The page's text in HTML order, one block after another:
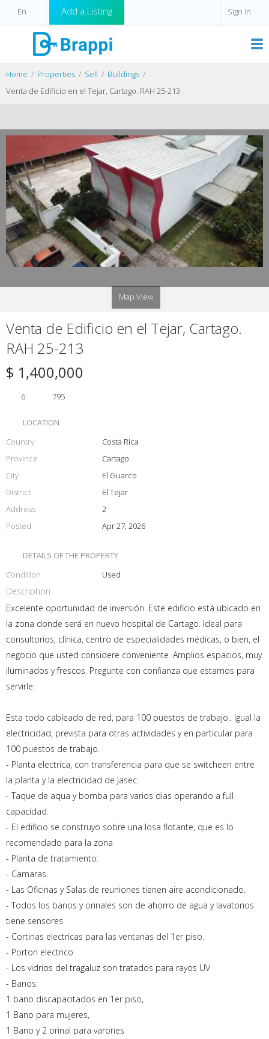
Add a Listing Sign in
Home Properties Sell
Buildings
Venta de Edificio en el Tejar, Cartago. RAH 25-213
Map View
Venta de Edificio en el Tejar, Cartago.
RAH 25-213
$ 1,400,000
6 795
LOCATION
Country
Costa Rica
Province
Cartago
City
El Guarco
District
El Tejar
Address
2
Posted
Apr 27, 2026
DETAILS OF THE PROPERTY
Condition
Used
Description
Excelente oportunidad de inversión. Este edificio está ubicado en
la zona donde será en nuevo hospital de Cartago. Ideal para
consultorios, clínica, centro de especialidades médicas, o bien, el
negocio que usted considere conveniente. Amplios espacios, muy
iluminados y frescos. Pregunte con confianza que estamos para
servirle.
Esta todo cableado de red, para 100 puestos de trabajo.. Igual la
electricidad, prevista para otras actividades y en particular para
100 puestos de trabajo.
- Planta electrica, con transferencia para que se switcheen entre
la planta y la electricidad de Jasec.
- Taque de aqua y bomba para varios dias operando a full
capacidad.
- El edificio se construyo sobre una losa flotante, que es lo
recomendado para la zona
- Planta de tratamiento.
- Camaras.
- Las Oficinas y Salas de reuniones tienen aire acondicionado.
- Todos los banos y orinales son de ahorro de agua y lavatorios
tiene sensores
- Cortinas electricas para las ventanas del 1er piso.
- Porton electrico
- Los vidrios del tragaluz son tratados para rayos UV
- Banos:
1 bano discapacitados en 1er piso,
1 Bano para mujeres,
1 Bano y 2 orinal para varones